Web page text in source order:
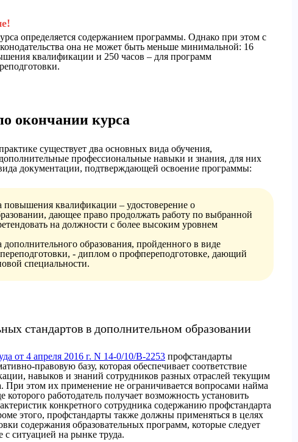
определяется содержанием программы. Однако при этом с
она не может быть меньше минимальной: 16
квалификации и 250 часов – для программ
окончании курса
существует два основных вида обучения,
профессиональные навыки и знания, для них
документации, подтверждающей освоение программы:
повышения квалификации – удостоверение о
дающее право продолжать работу по выбранной
на должности с более высоким уровнем
дополнительного образования, пройденного в виде
- диплом о профпереподготовке, дающий
специальности.
стандартов в дополнительном образовании
от 4 апреля 2016 г. N 14-0/10/В-2253 профстандарты
правовую базу, которая обеспечивает соответствие
навыков и знаний сотрудников разных отраслей текущим
При этом их применение не ограничивается вопросами найма
которого работодатель получает возможность установить
конкретного сотрудника содержанию профстандарта
этого, профстандарты также должны применяться в целях
содержания образовательных программ, которые следует
с ситуацией на рынке труда.